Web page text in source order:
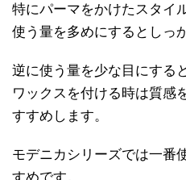
特にパーマをかけたスタイ
使う量を多めにするとしっ
逆に使う量を少な目にする
ワックスを付ける時は質感
すすめします。
モデニカシリーズでは一番
すめです。